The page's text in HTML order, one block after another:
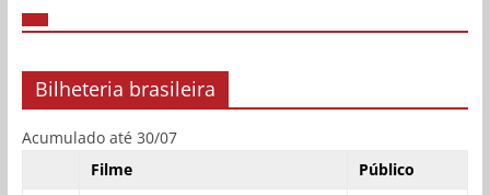
Bilheteria brasileira
Acumulado até 30/07
Filme
Público